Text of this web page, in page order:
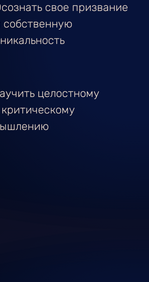
свое призвание
собственную
целостному